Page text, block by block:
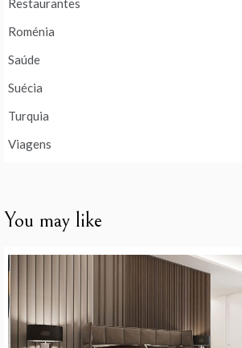
Restaurantes
Roménia
Saúde
Suécia
Turquia
Viagens
You may like